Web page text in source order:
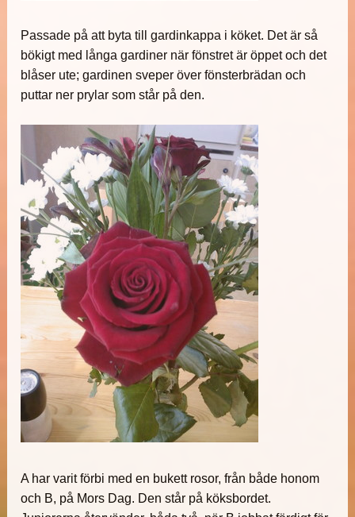
Passade på att byta till gardinkappa i köket. Det är så
bökigt med långa gardiner när fönstret är öppet och det
blåser ute; gardinen sveper över fönsterbrädan och
puttar ner prylar som står på den.
A har varit förbi med en bukett rosor, från både honom
och B, på Mors Dag. Den står på köksbordet.